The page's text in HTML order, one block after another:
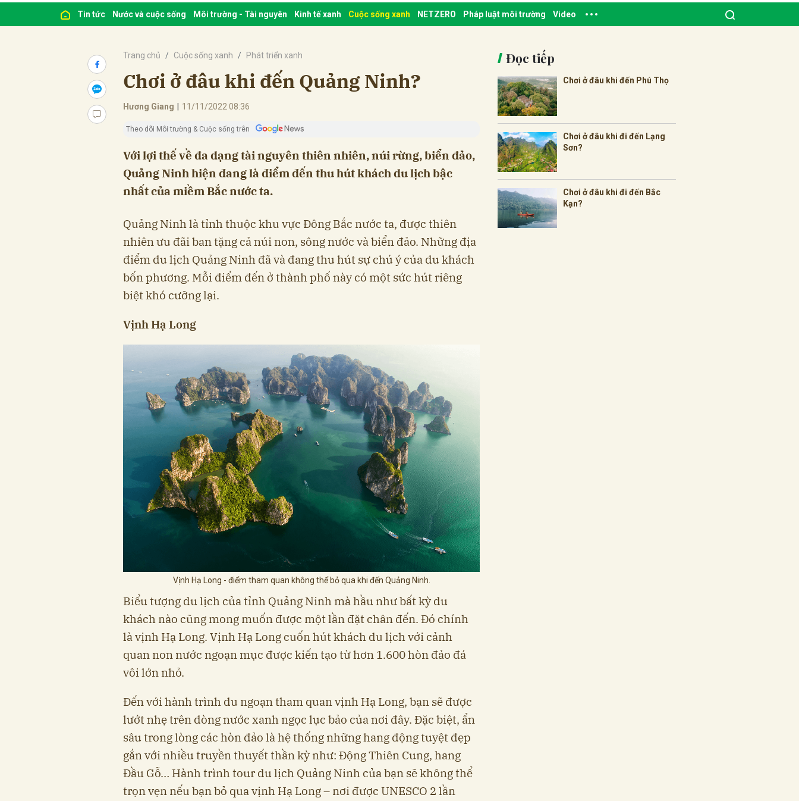
Tin tức Nước và cuộc sống Môi trường - Tài nguyên Kinh tế xanh Cuộc sống xanh NETZERO Pháp luật môi trường Video
Trang chủ Cuộc sống xanh Phát triển xanh
Chơi ở đâu khi đến Quảng Ninh?
Hương Giang 11/11/2022 08:36
Theo dõi Môi trường & Cuộc sống trên
Với lợi thế về đa dạng tài nguyên thiên nhiên, núi rừng, biển đảo,
Quảng Ninh hiện đang là điểm đến thu hút khách du lịch bậc
nhất của miềm Bắc nước ta.
Quảng Ninh là tỉnh thuộc khu vực Đông Bắc nước ta, được thiên
nhiên ưu đãi ban tặng cả núi non, sông nước và biển đảo. Những địa
điểm du lịch Quảng Ninh đã và đang thu hút sự chú ý của du khách
bốn phương. Mỗi điểm đến ở thành phố này có một sức hút riêng
biệt khó cưỡng lại.
Vịnh Hạ Long
Vịnh Hạ Long - điểm tham quan không thể bỏ qua khi đến Quảng Ninh.
Biểu tượng du lịch của tỉnh Quảng Ninh mà hầu như bất kỳ du
khách nào cũng mong muốn được một lần đặt chân đến. Đó chính
là vịnh Hạ Long. Vịnh Hạ Long cuốn hút khách du lịch với cảnh
quan non nước ngoạn mục được kiến tạo từ hơn 1.600 hòn đảo đá
vôi lớn nhỏ.
Đến với hành trình du ngoạn tham quan vịnh Hạ Long, bạn sẽ được
lướt nhẹ trên dòng nước xanh ngọc lục bảo của nơi đây. Đặc biệt, ẩn
sâu trong lòng các hòn đảo là hệ thống những hang động tuyệt đẹp
gắn với nhiều truyền thuyết thần kỳ như: Động Thiên Cung, hang
Đầu Gỗ… Hành trình tour du lịch Quảng Ninh của bạn sẽ không thể
trọn vẹn nếu bạn bỏ qua vịnh Hạ Long – nơi được UNESCO 2 lần
Đọc tiếp
Chơi ở đâu khi đến Phú Thọ
Chơi ở đâu khi đi đến Lạng
Sơn?
Chơi ở đâu khi đi đến Bắc
Kạn?